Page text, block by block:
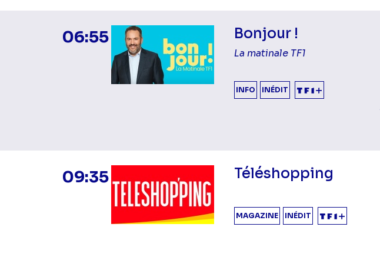
06:55 Bonjour !
La matinale TF1
INFO INÉDIT
09:35 Téléshopping
MAGAZINE INÉDIT